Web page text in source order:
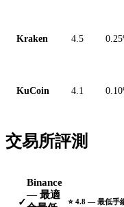
Kraken 4.5
KuCoin 4.1
交易所評測
✓
Binance
— 最適
⭐ 4.8 — 最低手